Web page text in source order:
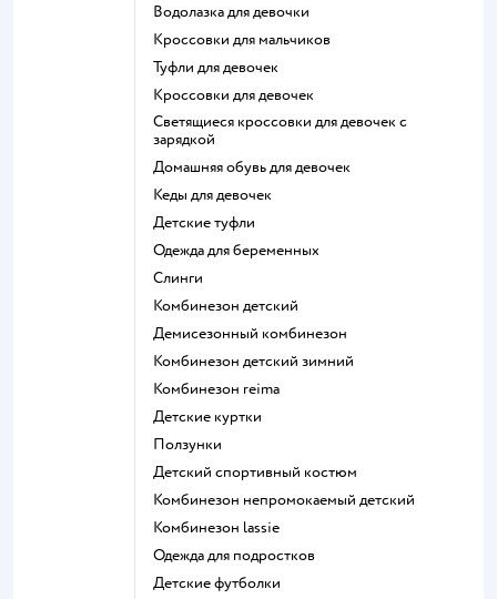
Водолазка для девочки
Кроссовки для мальчиков
Туфли для девочек
Кроссовки для девочек
Светящиеся кроссовки для девочек с
зарядкой
Домашняя обувь для девочек
Кеды для девочек
Детские туфли
Одежда для беременных
Слинги
Комбинезон детский
Демисезонный комбинезон
Комбинезон детский зимний
Комбинезон reima
Детские куртки
Ползунки
Детский спортивный костюм
Комбинезон непромокаемый детский
Комбинезон lassie
Одежда для подростков
Детские футболки